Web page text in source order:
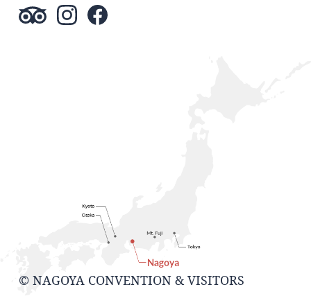
© NAGOYA CONVENTION & VISITORS